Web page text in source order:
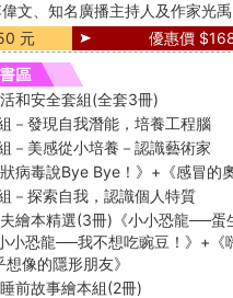
文、知名廣播主持人及作家光
元
優惠價
和安全套組(全套3冊)
－發現自我潛能，培養工程腦
－美感從小培養－認識藝術家
狀病毒說Bye Bye！》+《感冒的
－探索自我，認識個人特質
繪本精選(3冊)《小小恐龍──蛋
小恐龍──我不想吃豌豆！》+《
像的隱形朋友》
前故事繪本組(2冊)